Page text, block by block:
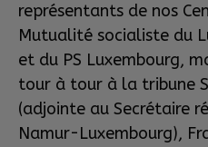
représentants de nos
Mutualité socialiste du
et du PS Luxembourg,
tour à tour à la tribune
(adjointe au Secrétaire
Namur-Luxembourg),